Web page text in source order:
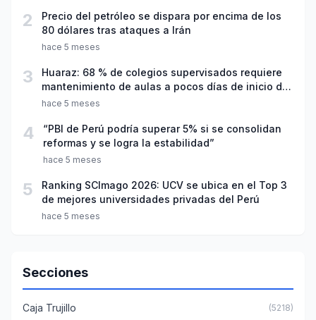
2
Precio del petróleo se dispara por encima de los
80 dólares tras ataques a Irán
hace 5 meses
3
Huaraz: 68 % de colegios supervisados requiere
mantenimiento de aulas a pocos días de inicio del
año escolar 2026
hace 5 meses
4
“PBI de Perú podría superar 5% si se consolidan
reformas y se logra la estabilidad”
hace 5 meses
5
Ranking SCImago 2026: UCV se ubica en el Top 3
de mejores universidades privadas del Perú
hace 5 meses
Secciones
Caja Trujillo (5218)